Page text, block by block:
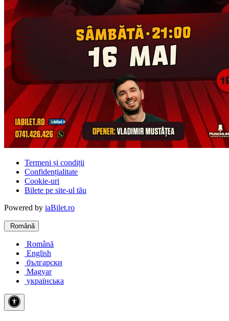
Termeni și condiții
Confidențialitate
Cookie-uri
Bilete pe site-ul tău
Powered by iaBilet.ro
Română
Română
English
български
Magyar
українська